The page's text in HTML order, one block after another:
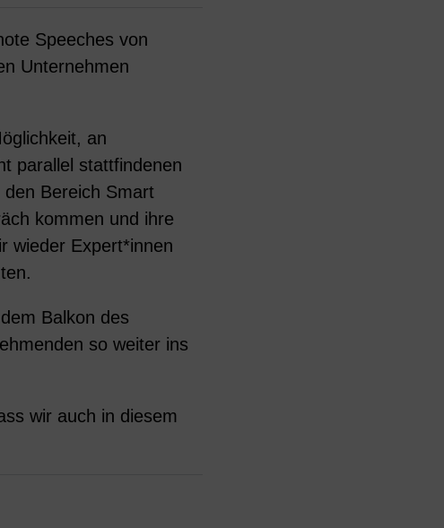
Speeches von
Unternehmen
an
parallel stattfindenen
Bereich Smart
kommen und ihre
wieder Expert*innen
Balkon des
so weiter ins
wir auch in diesem